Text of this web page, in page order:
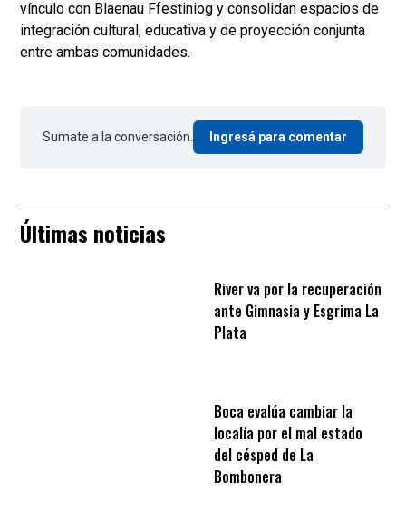
vínculo con Blaenau Ffestiniog y consolidan espacios de
integración cultural, educativa y de proyección conjunta
entre ambas comunidades.
Sumate a la conversación. Ingresá para comentar
Últimas noticias
River va por la recuperación
ante Gimnasia y Esgrima La
Plata
Boca evalúa cambiar la
localía por el mal estado
del césped de La
Bombonera